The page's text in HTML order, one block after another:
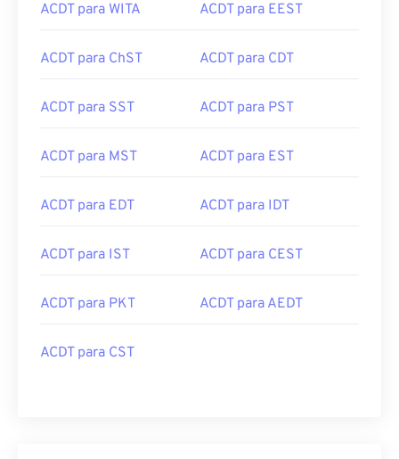
ACDT para WITA ACDT para EEST
ACDT para ChST ACDT para CDT
ACDT para SST ACDT para PST
ACDT para MST ACDT para EST
ACDT para EDT ACDT para IDT
ACDT para IST ACDT para CEST
ACDT para PKT ACDT para AEDT
ACDT para CST